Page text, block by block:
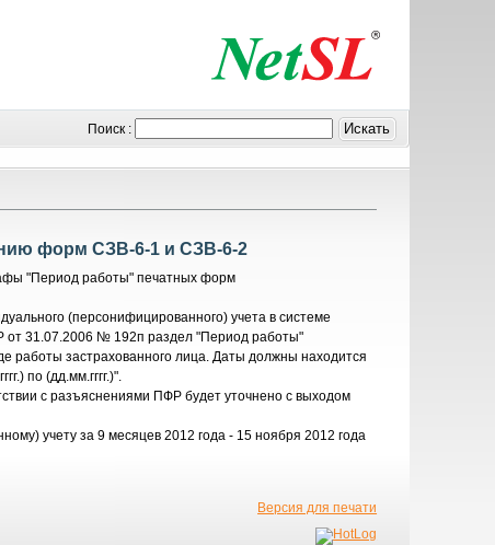
Поиск :
форм СЗВ-6-1 и СЗВ-6-2
"Период работы" печатных форм
(персонифицированного) учета в системе
от 31.07.2006 № 192п раздел "Период работы"
работы застрахованного лица. Даты должны находится
по (дд.мм.гггг.)".
с разъяснениями ПФР будет уточнено с выходом
учету за 9 месяцев 2012 года - 15 ноября 2012 года
Версия для печати